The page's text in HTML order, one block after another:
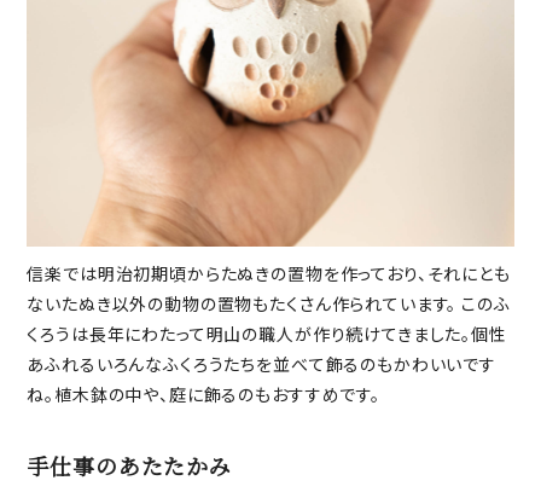
信楽では明治初期頃からたぬきの置物を作っており、それにとも
ないたぬき以外の動物の置物もたくさん作られています。 このふ
くろうは長年にわたって明山の職人が作り続けてきました。個性
あふれるいろんなふくろうたちを並べて飾るのもかわいいです
ね。植木鉢の中や、庭に飾るのもおすすめです。
手仕事のあたたかみ